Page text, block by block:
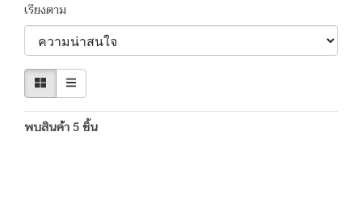
เรียงตาม
พบสินค้า 5 ชิ้น